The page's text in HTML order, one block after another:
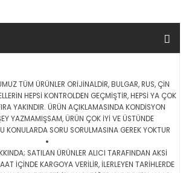
TÜM ÜRÜNLER ORİJİNALDİR, BULGAR, RUS, ÇİN
HEPSİ KONTROLDEN GEÇMİŞTİR, HEPSİ YA ÇOK
YAKINDIR. ÜRÜN AÇIKLAMASINDA KONDİSYON
YAZMAMIŞSAM, ÜRÜN ÇOK İYİ VE ÜSTÜNDE
KONULARDA SORU SORULMASINA GEREK YOKTUR
SATILAN ÜRÜNLER ALICI TARAFINDAN AKSİ
İÇİNDE KARGOYA VERİLİR, İLERLEYEN TARİHLERDE